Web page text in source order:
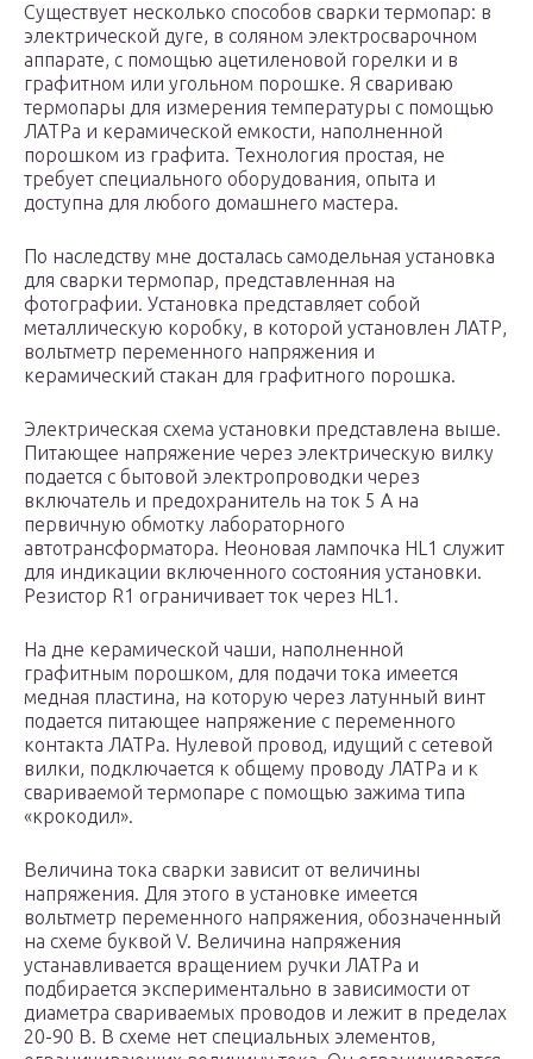
Существует несколько способов сварки термопар: в
электрической дуге, в соляном электросварочном
аппарате, с помощью ацетиленовой горелки и в
графитном или угольном порошке. Я свариваю
термопары для измерения температуры с помощью
ЛАТРа и керамической емкости, наполненной
порошком из графита. Технология простая, не
требует специального оборудования, опыта и
доступна для любого домашнего мастера.
По наследству мне досталась самодельная установка
для сварки термопар, представленная на
фотографии. Установка представляет собой
металлическую коробку, в которой установлен ЛАТР,
вольтметр переменного напряжения и
керамический стакан для графитного порошка.
Электрическая схема установки представлена выше.
Питающее напряжение через электрическую вилку
подается с бытовой электропроводки через
включатель и предохранитель на ток 5 А на
первичную обмотку лабораторного
автотрансформатора. Неоновая лампочка HL1 служит
для индикации включенного состояния установки.
Резистор R1 ограничивает ток через HL1.
На дне керамической чаши, наполненной
графитным порошком, для подачи тока имеется
медная пластина, на которую через латунный винт
подается питающее напряжение с переменного
контакта ЛАТРа. Нулевой провод, идущий с сетевой
вилки, подключается к общему проводу ЛАТРа и к
свариваемой термопаре с помощью зажима типа
«крокодил».
Величина тока сварки зависит от величины
напряжения. Для этого в установке имеется
вольтметр переменного напряжения, обозначенный
на схеме буквой V. Величина напряжения
устанавливается вращением ручки ЛАТРа и
подбирается экспериментально в зависимости от
диаметра свариваемых проводов и лежит в пределах
20-90 В. В схеме нет специальных элементов,